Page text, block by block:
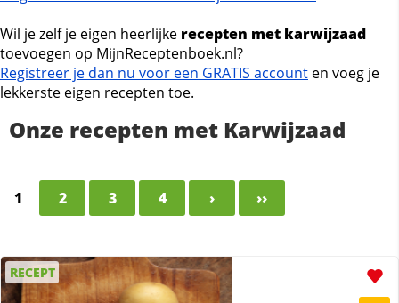
Wil je zelf je eigen heerlijke recepten met karwijzaad
toevoegen op MijnReceptenboek.nl?
Registreer je dan nu voor een GRATIS account en voeg je
lekkerste eigen recepten toe.
Onze recepten met Karwijzaad
1 2 3 4 › ››
RECEPT